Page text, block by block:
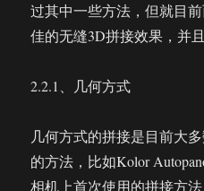
过其中一些方法，但就目
佳的无缝3D拼接效果，并
2.2.1、几何方式
几何方式的拼接是目前大
的方法，比如Kolor
相机上首次使用的拼接方